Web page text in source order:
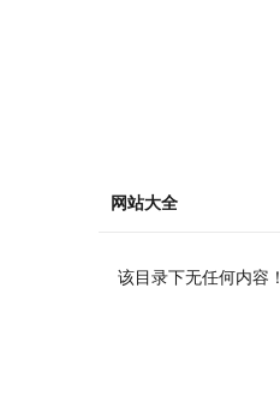
网站大全
该目录下无任何内容！